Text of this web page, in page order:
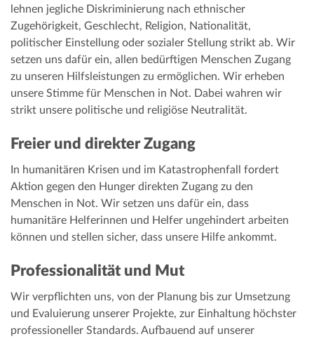
lehnen jegliche Diskriminierung nach ethnischer
Zugehörigkeit, Geschlecht, Religion, Nationalität,
politischer Einstellung oder sozialer Stellung strikt ab. Wir
setzen uns dafür ein, allen bedürftigen Menschen Zugang
zu unseren Hilfsleistungen zu ermöglichen. Wir erheben
unsere Stimme für Menschen in Not. Dabei wahren wir
strikt unsere politische und religiöse Neutralität.
Freier und direkter Zugang
In humanitären Krisen und im Katastrophenfall fordert
Aktion gegen den Hunger direkten Zugang zu den
Menschen in Not. Wir setzen uns dafür ein, dass
humanitäre Helferinnen und Helfer ungehindert arbeiten
können und stellen sicher, dass unsere Hilfe ankommt.
Professionalität und Mut
Wir verpflichten uns, von der Planung bis zur Umsetzung
und Evaluierung unserer Projekte, zur Einhaltung höchster
professioneller Standards. Aufbauend auf unserer